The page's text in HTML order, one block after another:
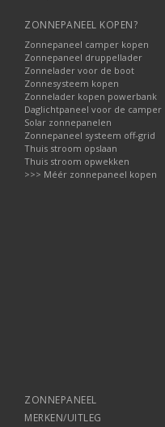
ZONNEPANEEL KOPEN?
Zonnepaneel camper kopen
Zonnepaneel druppellader
Zonnelader voor de boot
Zonnesysteem kopen
Zonnelader kopen powerbank
Daglichtpaneel voor de camper
Solar zonnepanelen
Zonnepaneel systeem off-grid
Thuis stroom opslaan
Thuis stroom opwekken
>>> Méér zonnepaneel kopen
ZONNEPANEEL
MERKEN/UITLEG